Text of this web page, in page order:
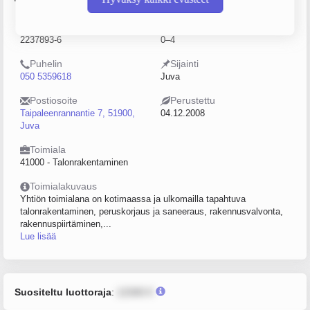
2237893-6 0–4
Puhelin
050 5359618
Sijainti
Juva
Postiosoite
Taipaleenrannantie 7, 51900,
Juva
Perustettu
04.12.2008
Toimiala
41000 - Talonrakentaminen
Toimialakuvaus
Yhtiön toimialana on kotimaassa ja ulkomailla tapahtuva
talonrakentaminen, peruskorjaus ja saneeraus, rakennusvalvonta,
rakennuspiirtäminen,...
Lue lisää
Suositeltu luottoraja: